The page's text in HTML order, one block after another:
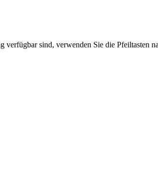
verfügbar sind, verwenden Sie die Pfeiltasten